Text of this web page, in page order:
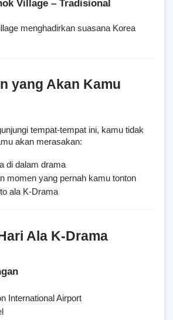
Village – Tradisional
menghadirkan suasana Korea
yang Akan Kamu
tempat-tempat ini, kamu tidak
akan merasakan:
di dalam drama
momen yang pernah kamu tonton
ala K-Drama
Ala K-Drama
International Airport